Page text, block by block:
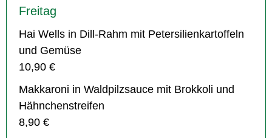
Freitag
Hai Wells in Dill-Rahm mit Petersilienkartoffeln
und Gemüse
10,90 €
Makkaroni in Waldpilzsauce mit Brokkoli und
Hähnchenstreifen
8,90 €